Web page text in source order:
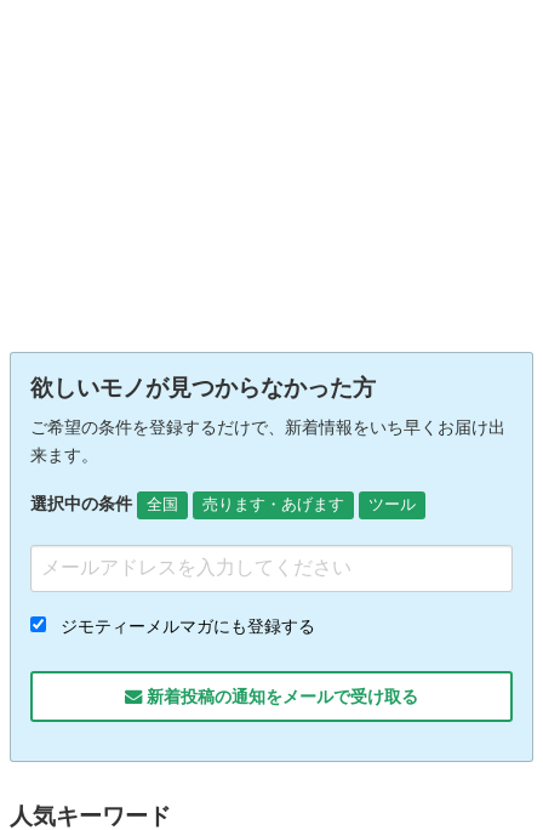
欲しいモノが見つからなかった方
ご希望の条件を登録するだけで、新着情報をいち早くお届け出
来ます。
選択中の条件 全国 売ります・あげます ツール
ジモティーメルマガにも登録する
新着投稿の通知をメールで受け取る
人気キーワード